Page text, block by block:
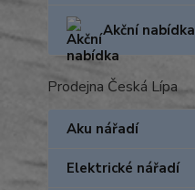
Akční nabídka
Prodejna Česká Lípa
Aku nářadí
Elektrické nářadí